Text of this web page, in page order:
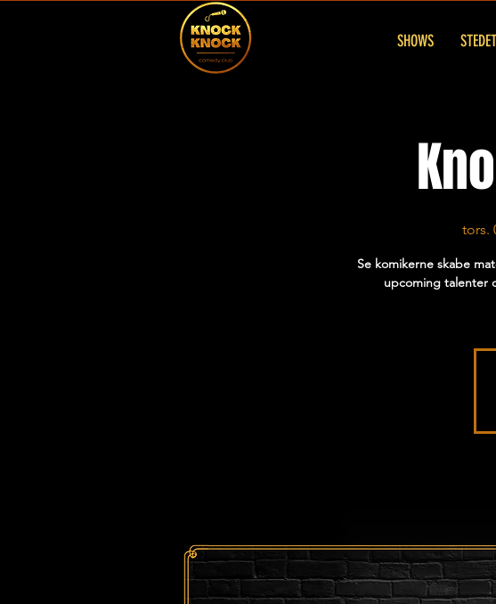
SHOWS STEDET
tors.
Se komikerne skabe
upcoming talenter